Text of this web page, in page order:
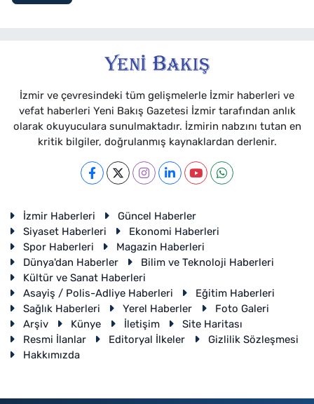
İzmir ve çevresindeki tüm gelişmelerle İzmir haberleri ve
vefat haberleri Yeni Bakış Gazetesi İzmir tarafından anlık
olarak okuyuculara sunulmaktadır. İzmirin nabzını tutan en
kritik bilgiler, doğrulanmış kaynaklardan derlenir.
İzmir Haberleri
Güncel Haberler
Siyaset Haberleri
Ekonomi Haberleri
Spor Haberleri
Magazin Haberleri
Dünya'dan Haberler
Bilim ve Teknoloji Haberleri
Kültür ve Sanat Haberleri
Asayiş / Polis-Adliye Haberleri
Eğitim Haberleri
Sağlık Haberleri
Yerel Haberler
Foto Galeri
Arşiv
Künye İletişim
Site Haritası
Resmi İlanlar
Editoryal İlkeler
Gizlilik Sözleşmesi
Hakkımızda